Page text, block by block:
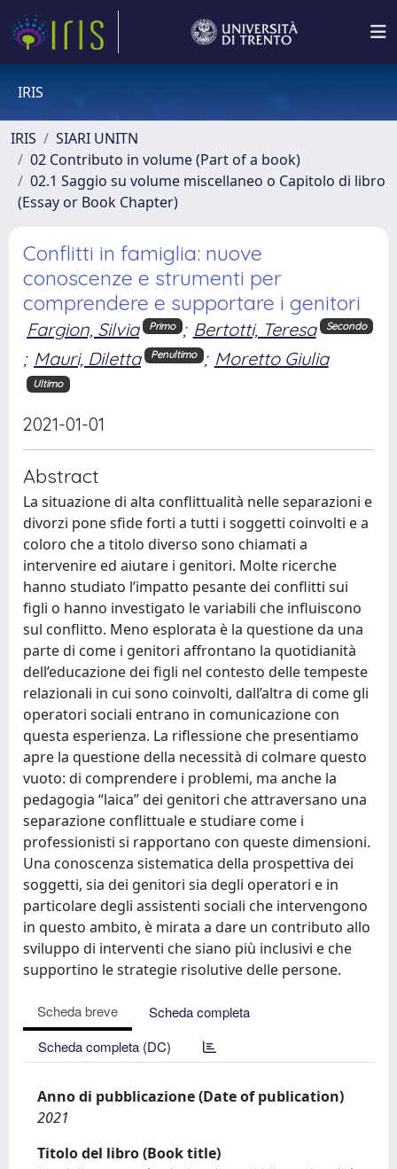
IRIS
IRIS
SIARI UNITN
02 Contributo in volume (Part of a book)
02.1 Saggio su volume miscellaneo o Capitolo di libro
(Essay or Book Chapter)
Conflitti in famiglia: nuove
conoscenze e strumenti per
comprendere e supportare i genitori
Fargion, Silvia Primo ; Bertotti, Teresa Secondo
; Mauri, Diletta Penultimo ; Moretto Giulia
Ultimo
2021-01-01
Abstract
La situazione di alta conflittualità nelle separazioni e
divorzi pone sfide forti a tutti i soggetti coinvolti e a
coloro che a titolo diverso sono chiamati a
intervenire ed aiutare i genitori. Molte ricerche
hanno studiato l’impatto pesante dei conflitti sui
figli o hanno investigato le variabili che influiscono
sul conflitto. Meno esplorata è la questione da una
parte di come i genitori affrontano la quotidianità
dell’educazione dei figli nel contesto delle tempeste
relazionali in cui sono coinvolti, dall’altra di come gli
operatori sociali entrano in comunicazione con
questa esperienza. La riflessione che presentiamo
apre la questione della necessità di colmare questo
vuoto: di comprendere i problemi, ma anche la
pedagogia “laica” dei genitori che attraversano una
separazione conflittuale e studiare come i
professionisti si rapportano con queste dimensioni.
Una conoscenza sistematica della prospettiva dei
soggetti, sia dei genitori sia degli operatori e in
particolare degli assistenti sociali che intervengono
in questo ambito, è mirata a dare un contributo allo
sviluppo di interventi che siano più inclusivi e che
supportino le strategie risolutive delle persone.
Scheda breve
Scheda completa
Scheda completa (DC)
Anno di pubblicazione (Date of publication)
2021
Titolo del libro (Book title)